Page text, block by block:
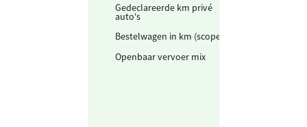
Gedeclareerde km privé
auto's
Bestelwagen in km (scope 1)
Openbaar vervoer mix